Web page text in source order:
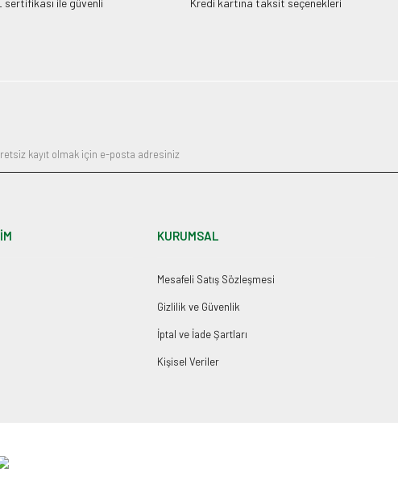
KURUMSAL
Mesafeli Satış Sözleşmesi
Gizlilik ve Güvenlik
İptal ve İade Şartları
Kişisel Veriler